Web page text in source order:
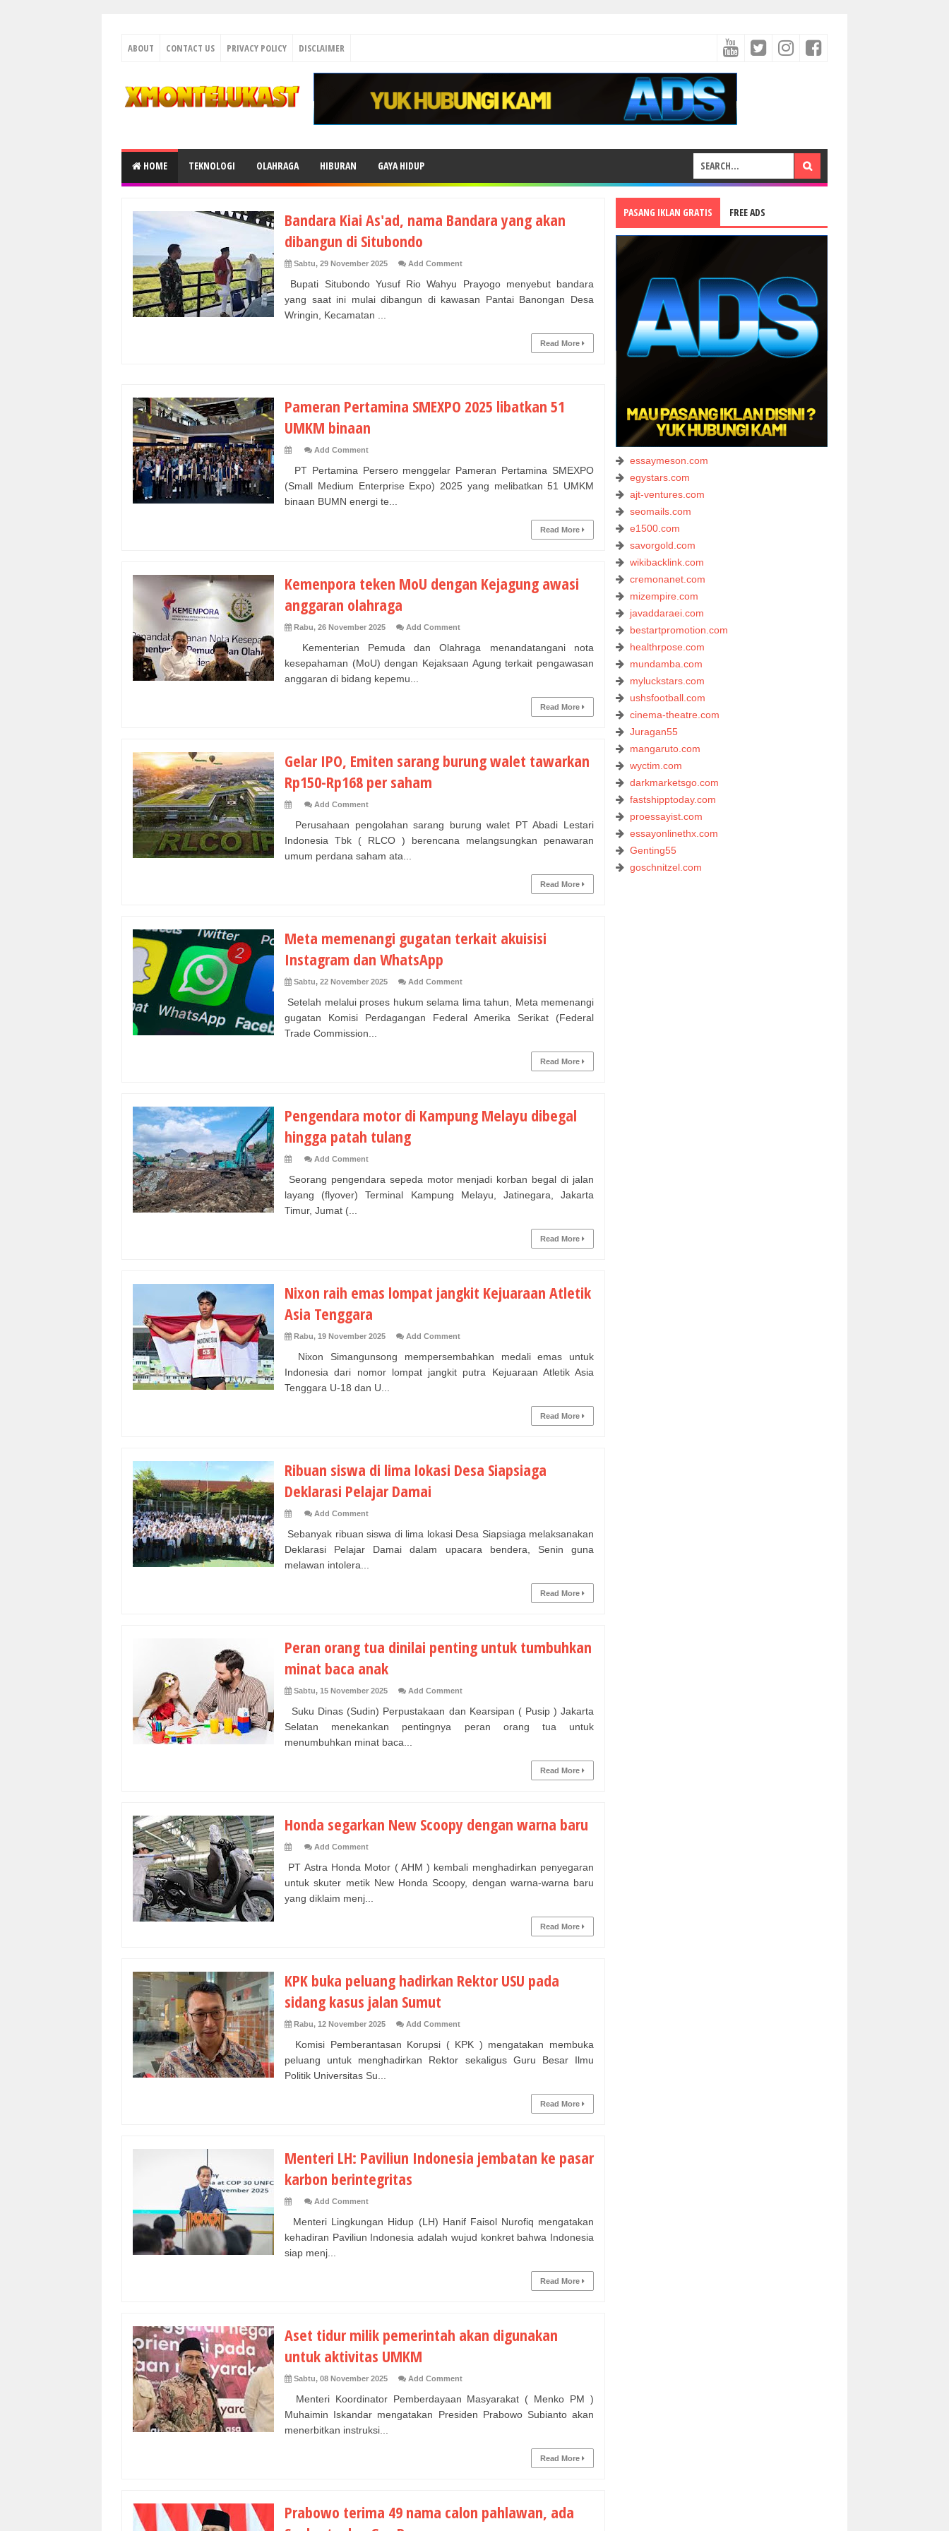
ABOUT CONTACT US PRIVACY POLICY DISCLAIMER
HOME TEKNOLOGI OLAHRAGA HIBURAN GAYA HIDUP
Bandara Kiai As'ad, nama Bandara yang akan
dibangun di Situbondo
Sabtu, 29 November 2025 Add Comment
Bupati Situbondo Yusuf Rio Wahyu Prayogo menyebut bandara
yang saat ini mulai dibangun di kawasan Pantai Banongan Desa
Wringin, Kecamatan ...
Read More
Pameran Pertamina SMEXPO 2025 libatkan 51
UMKM binaan
Add Comment
PT Pertamina Persero menggelar Pameran Pertamina SMEXPO
(Small Medium Enterprise Expo) 2025 yang melibatkan 51 UMKM
binaan BUMN energi te...
Read More
Kemenpora teken MoU dengan Kejagung awasi
anggaran olahraga
Rabu, 26 November 2025 Add Comment
Kementerian Pemuda dan Olahraga menandatangani nota
kesepahaman (MoU) dengan Kejaksaan Agung terkait pengawasan
anggaran di bidang kepemu...
Read More
Gelar IPO, Emiten sarang burung walet tawarkan
Rp150-Rp168 per saham
Add Comment
Perusahaan pengolahan sarang burung walet PT Abadi Lestari
Indonesia Tbk ( RLCO ) berencana melangsungkan penawaran
umum perdana saham ata...
Read More
Meta memenangi gugatan terkait akuisisi
Instagram dan WhatsApp
Sabtu, 22 November 2025 Add Comment
Setelah melalui proses hukum selama lima tahun, Meta memenangi
gugatan Komisi Perdagangan Federal Amerika Serikat (Federal
Trade Commission...
Read More
Pengendara motor di Kampung Melayu dibegal
hingga patah tulang
Add Comment
Seorang pengendara sepeda motor menjadi korban begal di jalan
layang (flyover) Terminal Kampung Melayu, Jatinegara, Jakarta
Timur, Jumat (...
Read More
Nixon raih emas lompat jangkit Kejuaraan Atletik
Asia Tenggara
Rabu, 19 November 2025 Add Comment
Nixon Simangunsong mempersembahkan medali emas untuk
Indonesia dari nomor lompat jangkit putra Kejuaraan Atletik Asia
Tenggara U-18 dan U...
Read More
Ribuan siswa di lima lokasi Desa Siapsiaga
Deklarasi Pelajar Damai
Add Comment
Sebanyak ribuan siswa di lima lokasi Desa Siapsiaga melaksanakan
Deklarasi Pelajar Damai dalam upacara bendera, Senin guna
melawan intolera...
Read More
Peran orang tua dinilai penting untuk tumbuhkan
minat baca anak
Sabtu, 15 November 2025 Add Comment
Suku Dinas (Sudin) Perpustakaan dan Kearsipan ( Pusip ) Jakarta
Selatan menekankan pentingnya peran orang tua untuk
menumbuhkan minat baca...
Read More
Honda segarkan New Scoopy dengan warna baru
Add Comment
PT Astra Honda Motor ( AHM ) kembali menghadirkan penyegaran
untuk skuter metik New Honda Scoopy, dengan warna-warna baru
yang diklaim menj...
Read More
KPK buka peluang hadirkan Rektor USU pada
sidang kasus jalan Sumut
Rabu, 12 November 2025 Add Comment
Komisi Pemberantasan Korupsi ( KPK ) mengatakan membuka
peluang untuk menghadirkan Rektor sekaligus Guru Besar Ilmu
Politik Universitas Su...
Read More
Menteri LH: Paviliun Indonesia jembatan ke pasar
karbon berintegritas
Add Comment
Menteri Lingkungan Hidup (LH) Hanif Faisol Nurofiq mengatakan
kehadiran Paviliun Indonesia adalah wujud konkret bahwa Indonesia
siap menj...
Read More
Aset tidur milik pemerintah akan digunakan
untuk aktivitas UMKM
Sabtu, 08 November 2025 Add Comment
Menteri Koordinator Pemberdayaan Masyarakat ( Menko PM )
Muhaimin Iskandar mengatakan Presiden Prabowo Subianto akan
menerbitkan instruksi...
Read More
Prabowo terima 49 nama calon pahlawan, ada
PASANG IKLAN GRATIS FREE ADS
essaymeson.com
egystars.com
ajt-ventures.com
seomails.com
e1500.com
savorgold.com
wikibacklink.com
cremonanet.com
mizempire.com
javaddaraei.com
bestartpromotion.com
healthrpose.com
mundamba.com
myluckstars.com
ushsfootball.com
cinema-theatre.com
Juragan55
mangaruto.com
wyctim.com
darkmarketsgo.com
fastshipptoday.com
proessayist.com
essayonlinethx.com
Genting55
goschnitzel.com